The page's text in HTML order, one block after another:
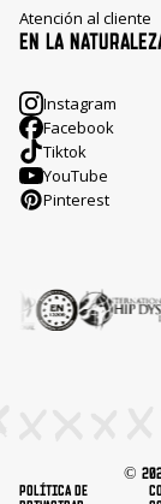
Atención al cliente
EN LA
Instagram
Facebook
Tiktok
YouTube
Pinterest
©
Política de